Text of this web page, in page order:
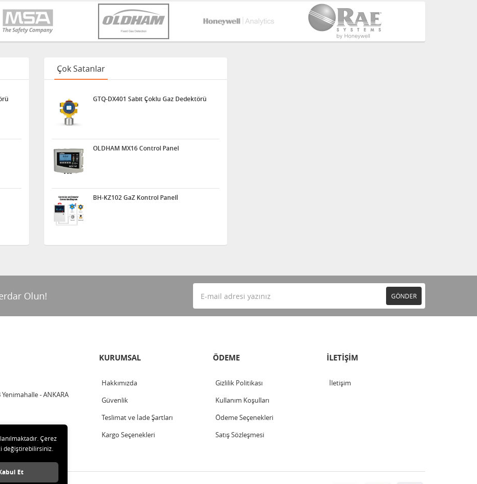
Çok Satanlar
GTQ-DX401 Sabit Çoklu Gaz Dedektörü
OLDHAM MX16 Control Panel
BH-KZ102 GaZ Kontrol Panelİ
Olun! GÖNDER
- ANKARA
KURUMSAL
Hakkımızda
Güvenlik
Teslimat ve İade Şartları
Kargo Seçenekleri
ÖDEME
Gizlilik Politikası
Kullanım Koşulları
Ödeme Seçenekleri
Satış Sözleşmesi
İLETİŞİM
İletişim
Çerez
değiştirebilirsiniz.
Et